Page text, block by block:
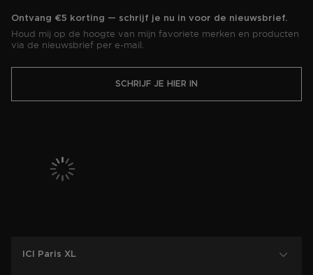
Ontvang €5 korting — schrijf je nu in voor de nieuwsbrief.
Houd mij op de hoogte van mijn favoriete merken en producten
via de nieuwsbrief per e-mail.
SCHRIJF JE HIER IN
ICI Paris XL